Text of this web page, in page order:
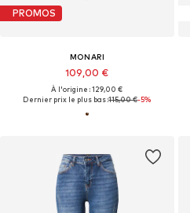
PROMOS
MONARI
109,00 €
À l'origine : 129,00 €
Dernier prix le plus bas :115,00 €-5%